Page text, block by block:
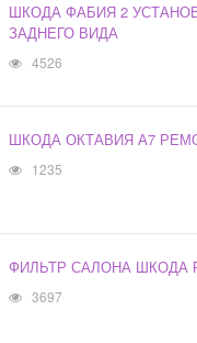
ШКОДА ФАБИЯ 2
ЗАДНЕГО ВИДА
4526
ШКОДА ОКТАВИЯ А7
1235
ФИЛЬТР САЛОНА ШКОДА
3697